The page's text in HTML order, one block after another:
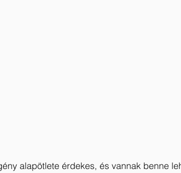
alapötlete érdekes, és vannak benne